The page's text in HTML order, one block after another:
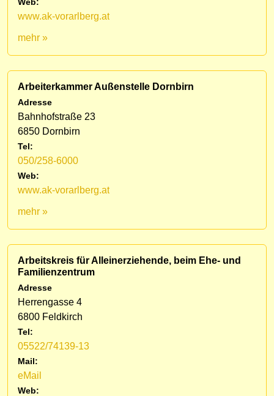
www.ak-vorarlberg.at
mehr »
Arbeiterkammer Außenstelle Dornbirn
Adresse
Bahnhofstraße 23
6850 Dornbirn
Tel:
050/258-6000
Web:
www.ak-vorarlberg.at
mehr »
Arbeitskreis für Alleinerziehende, beim Ehe- und
Familienzentrum
Adresse
Herrengasse 4
6800 Feldkirch
Tel:
05522/74139-13
Mail:
eMail
Web: